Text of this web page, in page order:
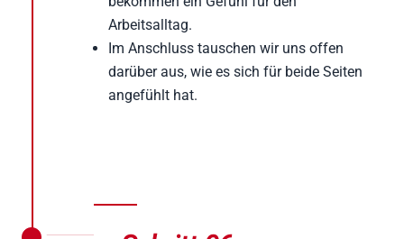
Arbeitsalltag.
Im Anschluss tauschen wir uns offen
darüber aus, wie es sich für beide Seiten
angefühlt hat.